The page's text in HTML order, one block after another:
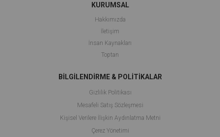
KURUMSAL
Hakkımızda
İletişim
İnsan Kaynakları
Toptan
BİLGİLENDİRME & POLİTİKALAR
Gizlilik Politikası
Mesafeli Satış Sözleşmesi
Kişisel Verilere İlişkin Aydınlatma Metni
Çerez Yönetimi